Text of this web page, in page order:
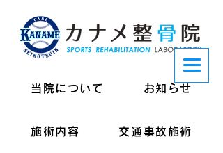
当院について お知らせ
施術内容 交通事故施術